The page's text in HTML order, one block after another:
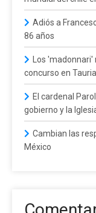
Adiós a
86 años
Los
concurso en
El cardenal
gobierno y la
Cambian las
México